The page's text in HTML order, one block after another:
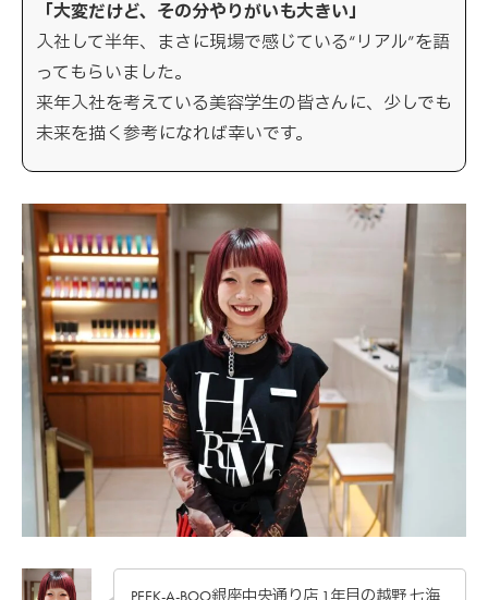
「大変だけど、その分やりがいも大きい」
入社して半年、まさに現場で感じている“リアル”を語
ってもらいました。
来年入社を考えている美容学生の皆さんに、少しでも
未来を描く参考になれば幸いです。
PEEK-A-BOO銀座中央通り店 1年目の越野 七海